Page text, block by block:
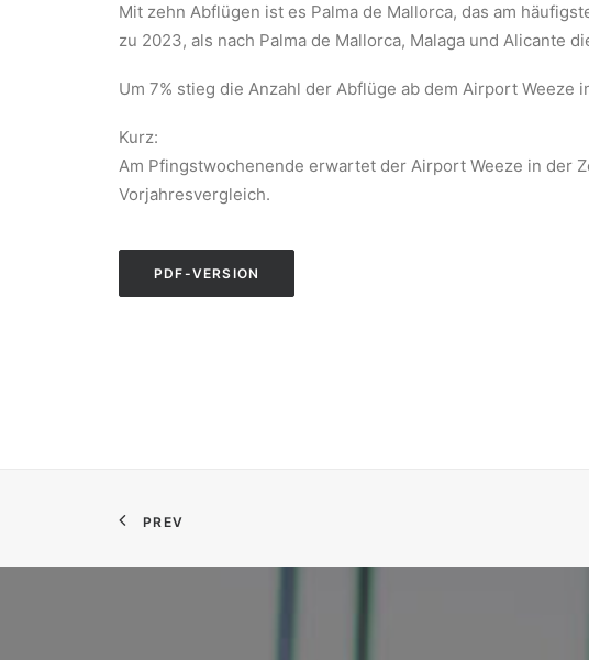
Mit zehn Abflügen ist es Palma de Mallorca, das am
zu 2023, als nach Palma de Mallorca, Malaga und Alicante
Um 7% stieg die Anzahl der Abflüge ab dem Airport
Kurz:
Am Pfingstwochenende erwartet der Airport Weeze in der
Vorjahresvergleich.
PDF-VERSION
PREV